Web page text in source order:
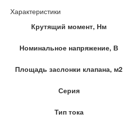
Характеристики
Крутящий момент, Нм
Номинальное напряжение, В
Площадь заслонки клапана, м2
Серия
Тип тока